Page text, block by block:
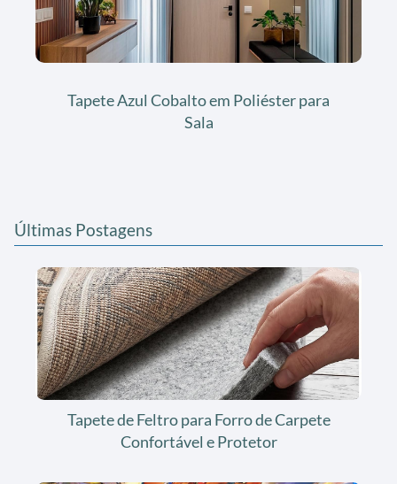
Tapete Azul Cobalto em Poliéster para
Sala
Últimas Postagens
Tapete de Feltro para Forro de Carpete
Confortável e Protetor